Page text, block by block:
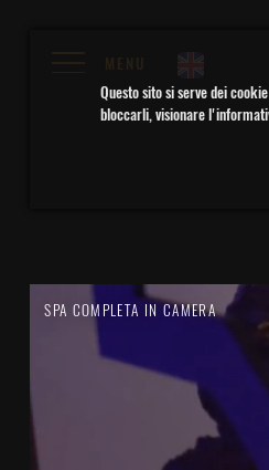
Questo sito si serve dei
bloccarli, visionare
SPA COMPLETA IN CAMERA